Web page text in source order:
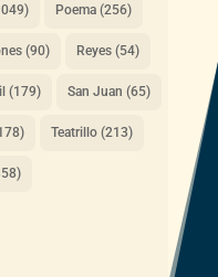
Poema(256)
(90) Reyes(54)
(179) San Juan (65)
Teatrillo(213)